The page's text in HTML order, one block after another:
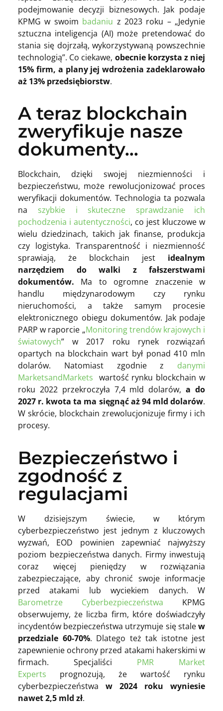
podejmowanie decyzji biznesowych. Jak podaje
KPMG w swoim badaniu z 2023 roku – „Jedynie
sztuczna inteligencja (AI) może pretendować do
stania się dojrzałą, wykorzystywaną powszechnie
technologią”. Co ciekawe, obecnie korzysta z niej
15% firm, a plany jej wdrożenia zadeklarowało
aż 13% przedsiębiorstw.
A teraz blockchain
zweryfikuje nasze
dokumenty…
Blockchain, dzięki swojej niezmienności i
bezpieczeństwu, może rewolucjonizować proces
weryfikacji dokumentów. Technologia ta pozwala
na szybkie i skuteczne sprawdzanie ich
pochodzenia i autentyczności, co jest kluczowe w
wielu dziedzinach, takich jak finanse, produkcja
czy logistyka. Transparentność i niezmienność
sprawiają, że blockchain jest idealnym
narzędziem do walki z fałszerstwami
dokumentów. Ma to ogromne znaczenie w
handlu międzynarodowym czy rynku
nieruchomości, a także samym procesie
elektronicznego obiegu dokumentów. Jak podaje
PARP w raporcie „Monitoring trendów krajowych i
światowych” w 2017 roku rynek rozwiązań
opartych na blockchain wart był ponad 410 mln
dolarów. Natomiast zgodnie z danymi
MarketsandMarkets wartość rynku blockchain w
roku 2022 przekroczyła 7,4 mld dolarów,a do
2027 r. kwota ta ma sięgnąć aż 94 mld dolarów.
W skrócie, blockchain zrewolucjonizuje firmy i ich
procesy.
Bezpieczeństwo i
zgodność z
regulacjami
W dzisiejszym świecie, w którym
cyberbezpieczeństwo jest jednym z kluczowych
wyzwań, EOD powinien zapewniać najwyższy
poziom bezpieczeństwa danych. Firmy inwestują
coraz więcej pieniędzy w rozwiązania
zabezpieczające, aby chronić swoje informacje
przed atakami lub wyciekiem danych. W
Barometrze Cyberbezpieczeństwa KPMG
obserwujemy, że liczba firm, które doświadczyły
incydentów bezpieczeństwa utrzymuje się stalew
przedziale 60-70%. Dlatego też tak istotne jest
zapewnienie ochrony przed atakami hakerskimi w
firmach. Specjaliści PMR Market
Experts prognozują, że wartość rynku
cyberbezpieczeństwa w 2024 roku wyniesie
nawet 2,5 mld zł.